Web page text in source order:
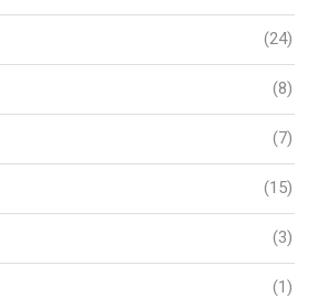
(24)
(8)
(7)
(15)
(3)
(1)